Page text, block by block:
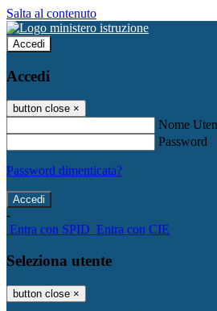
Salta al contenuto
Accedi
Accedi
button close ×
Nome
Password
Password dimenticata?
-
Entra con SPID Entra con CIE
Seleziona utente
button close ×